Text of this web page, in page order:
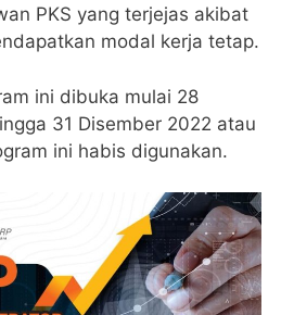
PKS yang terjejas akibat
modal kerja tetap.
ini dibuka mulai 28
31 Disember 2022 atau
ini habis digunakan.